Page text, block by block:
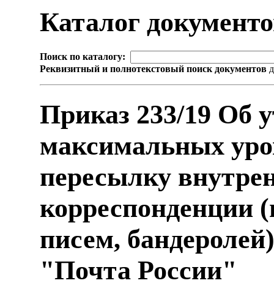
Каталог
Поиск по каталогу:
Реквизитный и полнотекстовый поиск документов
Приказ 233/19 Об
максимальных
пересылку
корреспонденции
писем,
"Почта России"